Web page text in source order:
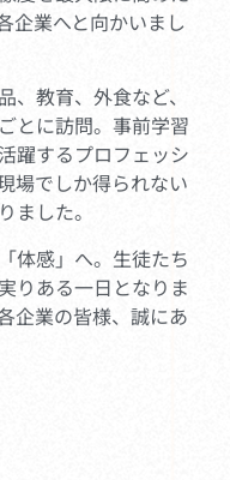
企業へと向かいまし
、教育、外食など、
とに訪問。事前学習
躍するプロフェッシ
場でしか得られない
ました。
体感」へ。生徒たち
りある一日となりま
企業の皆様、誠にあ